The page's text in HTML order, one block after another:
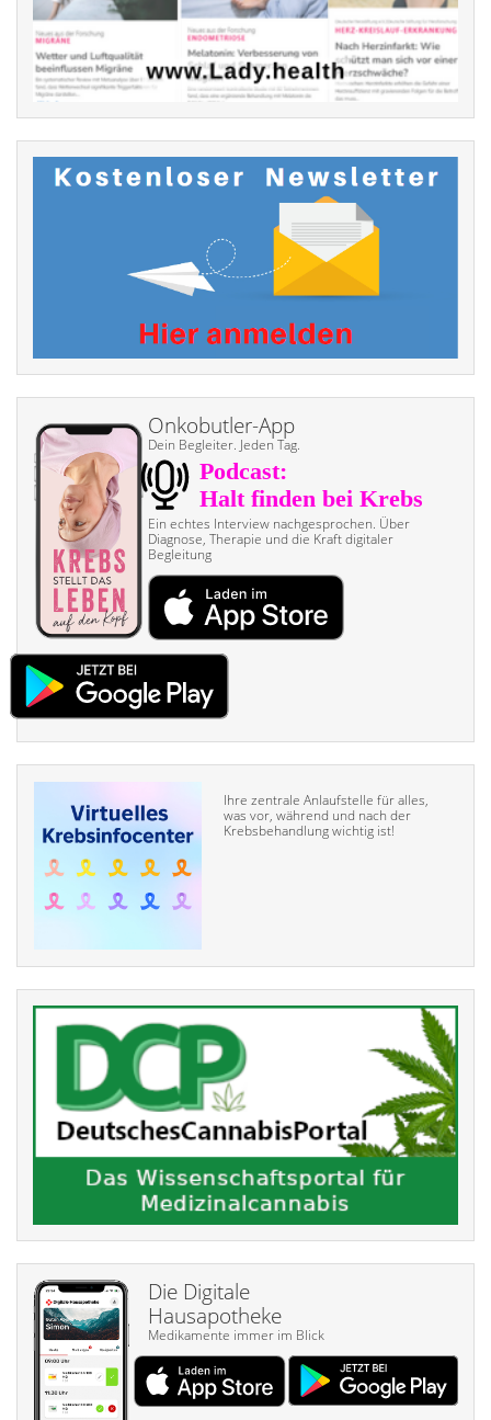
Onkobutler-App
Dein Begleiter. Jeden Tag.
Ein echtes Interview nach­gesprochen. Über
Diagnose, Therapie und die Kraft digitaler
Begleitung
Ihre zentrale Anlaufstelle für alles,
was vor, während und nach der
Krebsbehandlung wichtig ist!
Die Digitale
Hausapotheke
Medikamente immer im Blick